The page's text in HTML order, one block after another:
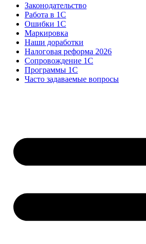
Законодательство
Работа в 1С
Ошибки 1С
Маркировка
Наши доработки
Налоговая реформа 2026
Сопровождение 1С
Программы 1С
Часто задаваемые вопросы